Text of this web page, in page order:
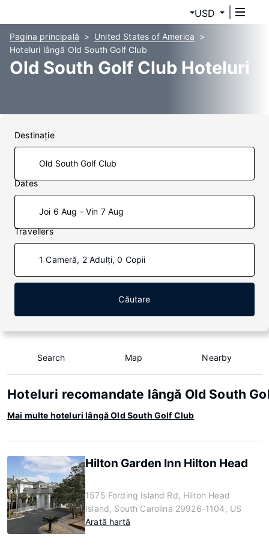
USD
Pagina principală
United States of America
Hoteluri lângă Old South Golf Club
Old South Golf Club Hoteluri
Destinaţie
Dates
Joi 6 Aug - Vin 7 Aug
Travellers
1 Cameră, 2 Adulți, 0 Copii
Căutare
Search Map Nearby
Hoteluri recomandate lângă Old South
Mai multe hoteluri lângă Old South Golf Club
Hilton Garden Inn Hilton Head
1575 Fording Island Rd, Hilton Head
Island, South Carolina 29926-1104, US
Arată hartă